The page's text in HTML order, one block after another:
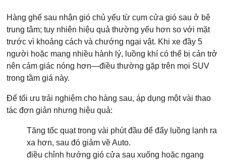
Hàng ghế sau nhận gió chủ yếu từ cụm cửa gió sau ở bệ
trung tâm; tuy nhiên hiệu quả thường yếu hơn so với mặt
trước vì khoảng cách và chướng ngại vật. Khi xe đầy 5
người hoặc mang nhiều hành lý, luồng khí có thể bị cản trở
nên cảm giác nóng hơn—điều thường gặp trên mọi SUV
trong tầm giá này.
Để tối ưu trải nghiệm cho hàng sau, áp dụng một vài thao
tác đơn giản nhưng hiệu quả:
Tăng tốc quạt trong vài phút đầu để đẩy luồng lạnh ra
xa hơn, sau đó giảm về Auto.
điều chỉnh hướng gió cửa sau xuống hoặc ngang